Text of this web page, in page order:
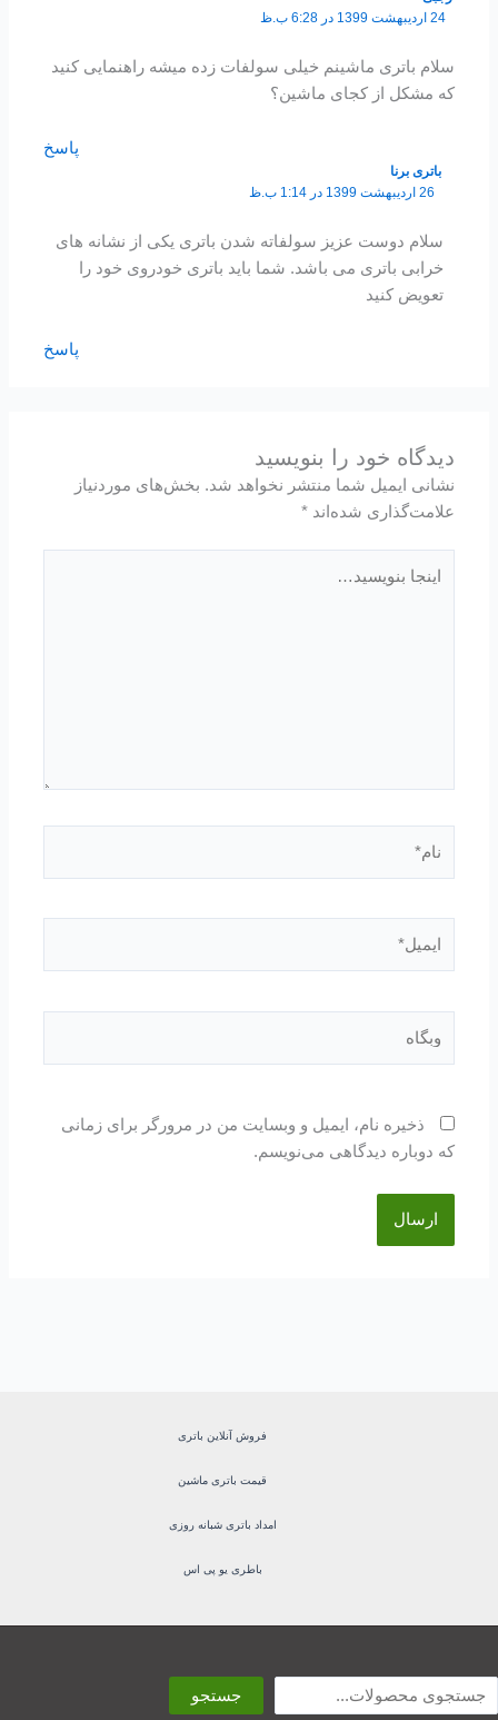
24 اردیبهشت 1399 در 6:28 ب.ظ
سلام باتری ماشینم خیلی سولفات زده میشه راهنمایی کنید
که مشکل از کجای ماشین؟
پاسخ
باتری برنا
26 اردیبهشت 1399 در 1:14 ب.ظ
سلام دوست عزیز سولفاته شدن باتری یکی از نشانه های
خرابی باتری می باشد. شما باید باتری خودروی خود را
تعویض کنید
پاسخ
دیدگاه‌ خود را بنویسید
نشانی ایمیل شما منتشر نخواهد شد. بخش‌های موردنیاز
علامت‌گذاری شده‌اند*
بنویسید…
ذخیره نام، ایمیل و وبسایت من در مرورگر برای زمانی
که دوباره دیدگاهی می‌نویسم.
فروش آنلاین باتری
قیمت باتری ماشین
امداد باتری شبانه روزی
باطری یو پی اس
جستجو